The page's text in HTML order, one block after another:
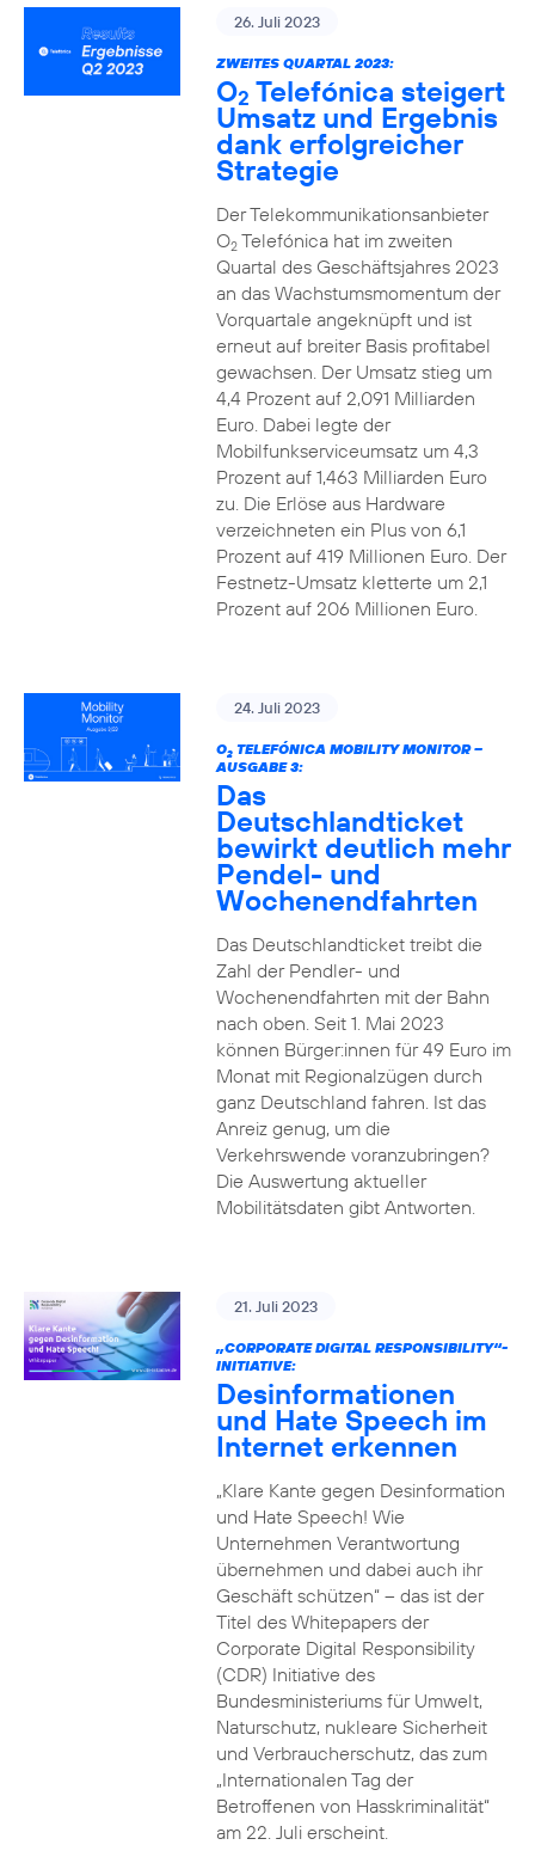
26. Juli 2023
ZWEITES QUARTAL 2023:
O2 Telefónica steigert
Umsatz und Ergebnis
dank erfolgreicher
Strategie
Der Telekommunikationsanbieter
O2Telefónica hat im zweiten
Quartal des Geschäftsjahres 2023
an das Wachstumsmomentum der
Vorquartale angeknüpft und ist
erneut auf breiter Basis profitabel
gewachsen. Der Umsatz stieg um
4,4 Prozent auf 2,091 Milliarden
Euro. Dabei legte der
Mobilfunkserviceumsatz um 4,3
Prozent auf 1,463 Milliarden Euro
zu. Die Erlöse aus Hardware
verzeichneten ein Plus von 6,1
Prozent auf 419 Millionen Euro. Der
Festnetz-Umsatz kletterte um 2,1
Prozent auf 206 Millionen Euro.
24. Juli 2023
O2TELEFÓNICA MOBILITY MONITOR –
AUSGABE 3:
Das
Deutschlandticket
bewirkt deutlich mehr
Pendel- und
Wochenendfahrten
Das Deutschlandticket treibt die
Zahl der Pendler- und
Wochenendfahrten mit der Bahn
nach oben. Seit 1. Mai 2023
können Bürger:innen für 49 Euro im
Monat mit Regionalzügen durch
ganz Deutschland fahren. Ist das
Anreiz genug, um die
Verkehrswende voranzubringen?
Die Auswertung aktueller
Mobilitätsdaten gibt Antworten.
21. Juli 2023
„CORPORATE DIGITAL RESPONSIBILITY“-
INITIATIVE:
Desinformationen
und Hate Speech im
Internet erkennen
„Klare Kante gegen Desinformation
und Hate Speech! Wie
Unternehmen Verantwortung
übernehmen und dabei auch ihr
Geschäft schützen“ – das ist der
Titel des Whitepapers der
Corporate Digital Responsibility
(CDR) Initiative des
Bundesministeriums für Umwelt,
Naturschutz, nukleare Sicherheit
und Verbraucherschutz, das zum
„Internationalen Tag der
Betroffenen von Hasskriminalität“
am 22. Juli erscheint.